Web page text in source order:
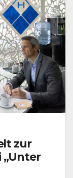
zur
„Unter